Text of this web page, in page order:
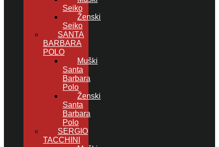
Seiko
Ženski
Seiko
SANTA
BARBARA
POLO
Muški
Santa
Barbara
Polo
Ženski
Santa
Barbara
Polo
SERGIO
TACCHINI